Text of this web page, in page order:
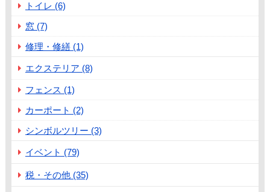
トイレ (6)
窓 (7)
修理・修繕 (1)
エクステリア (8)
フェンス (1)
カーポート (2)
シンボルツリー (3)
イベント (79)
税・その他 (35)